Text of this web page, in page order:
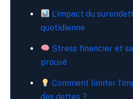
L’impact du
quotidienne
Stress financier et
prouvé
Comment limiter
des dettes ?